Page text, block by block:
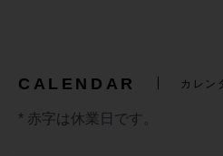
CALENDAR カレン
* 赤字は休業日です。